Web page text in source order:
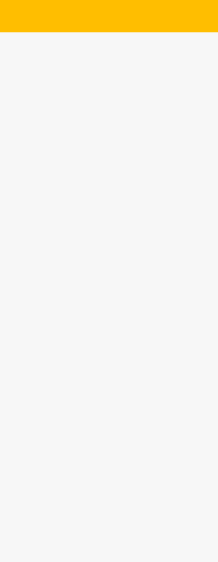
МОСКОВСКАЯ ОБЛАСТЬ СТАЛА РЫБНЫМ МЕСТОМ: ЗА ГОД ЭКСПОРТ МОРЕПРОДУКТОВ ВЫРОС ВДВОЕ